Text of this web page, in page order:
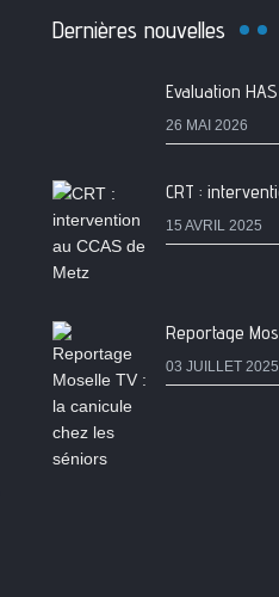
Dernières nouvelles
26 MAI 2026
15 AVRIL 2025
03 JUILLET 2025